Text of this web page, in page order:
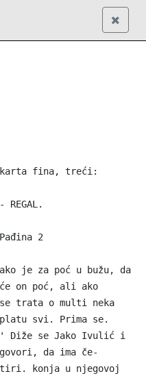
karta fina, treći:
- REGAL.
Pađina 2
ako je za poć u bužu, da
će on poć, ali ako
se trata o multi neka
platu svi. Prima se.
' Diže se Jako Ivulić i
govori, da ima če-
tiri. konja u njegovoj